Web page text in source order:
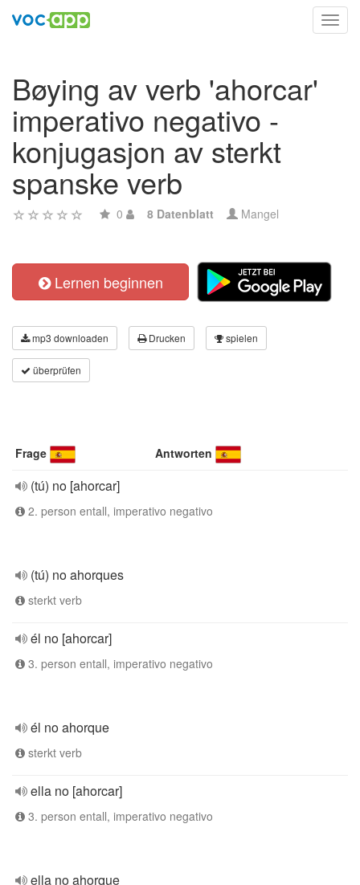
Bøying av verb 'ahorcar'
imperativo negativo -
konjugasjon av sterkt
spanske verb
0 8 Datenblatt Mangel
Lernen beginnen
mp3 downloaden Drucken spielen
überprüfen
Frage Antworten
(tú) no [ahorcar]
2. person entall, imperativo negativo
(tú) no ahorques
sterkt verb
él no [ahorcar]
3. person entall, imperativo negativo
él no ahorque
sterkt verb
ella no [ahorcar]
3. person entall, imperativo negativo
ella no ahorque